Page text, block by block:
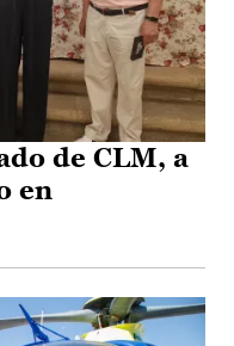
de CLM, a
en